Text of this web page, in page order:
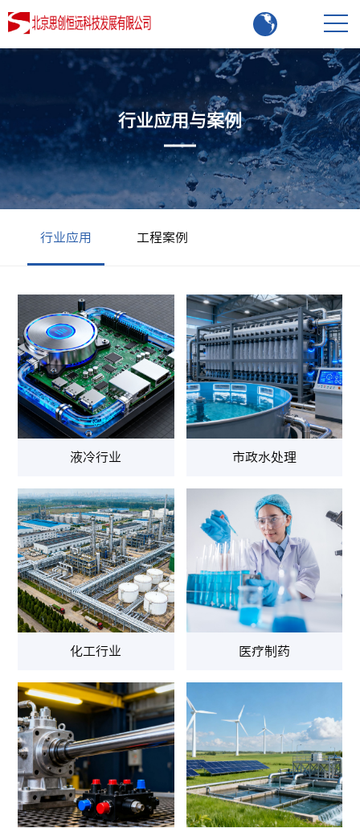
行业应用与案例
行业应用 工程案例
液冷行业 市政水处理
化工行业 医疗制药